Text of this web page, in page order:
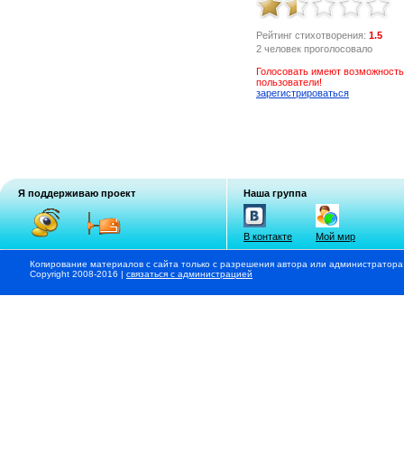
Рейтинг стихотворения: 1.5
2 человек проголосовало
Голосовать имеют
пользователи!
зарегистрироваться
Я поддерживаю проект Наша группа
В контакте Мой мир
Копирование материалов с сайта только с разрешения автора или
Copyright 2008-2016 | связаться с администрацией